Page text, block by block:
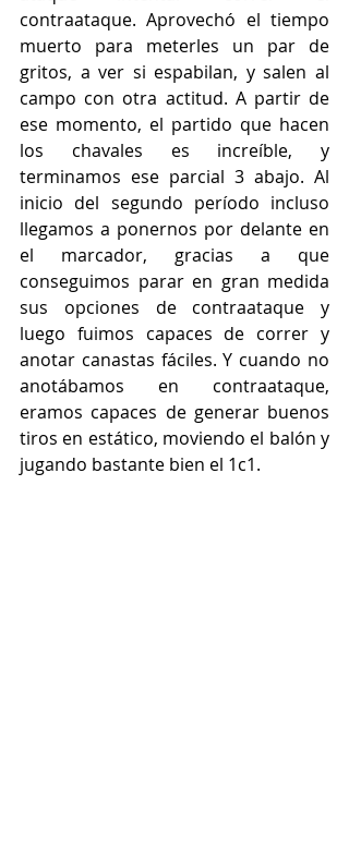
contraataque. Aprovechó el tiempo
muerto para meterles un par de
gritos, a ver si espabilan, y salen al
campo con otra actitud. A partir de
ese momento, el partido que hacen
los chavales es increíble, y
terminamos ese parcial 3 abajo. Al
inicio del segundo período incluso
llegamos a ponernos por delante en
el marcador, gracias a que
conseguimos parar en gran medida
sus opciones de contraataque y
luego fuimos capaces de correr y
anotar canastas fáciles. Y cuando no
anotábamos en contraataque,
eramos capaces de generar buenos
tiros en estático, moviendo el balón y
jugando bastante bien el 1c1.